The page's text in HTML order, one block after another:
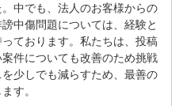
中でも、法人のお客様からの
中傷問題については、経験と
ております。私たちは、投稿
件についても改善のため挑戦
少しでも減らすため、最善の
す。